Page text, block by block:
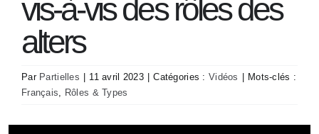
Association
Contact
vis-à-vis des rôles des
alters
Par Partielles 11 avril 2023 Catégories :Vidéos
Mots-clés :
Français
Rôles & Types